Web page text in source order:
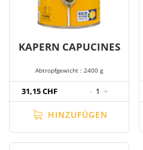
KAPERN CAPUCINES
Abtropfgewicht : 2400 g
31,15 CHF - 1 +
HINZUFÜGEN